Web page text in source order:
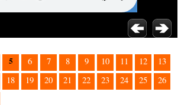
5 6 7 8 9 10 11 12
13
18 19 20 21 22 23 24 25
26